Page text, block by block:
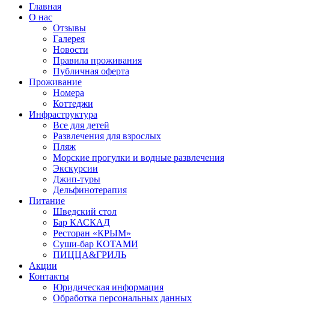
Главная
О нас
Отзывы
Галерея
Новости
Правила проживания
Публичная оферта
Проживание
Номера
Коттеджи
Инфраструктура
Все для детей
Развлечения для взрослых
Пляж
Морские прогулки и водные развлечения
Экскурсии
Джип-туры
Дельфинотерапия
Питание
Шведский стол
Бар КАСКАД
Ресторан «КРЫМ»
Суши-бар КОТАМИ
ПИЦЦА&ГРИЛЬ
Акции
Контакты
Юридическая информация
Обработка персональных данных